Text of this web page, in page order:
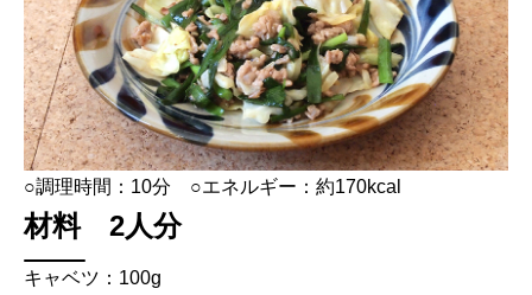
○調理時間：10分 ○エネルギー：約170kcal
材料 2人分
キャベツ：100g